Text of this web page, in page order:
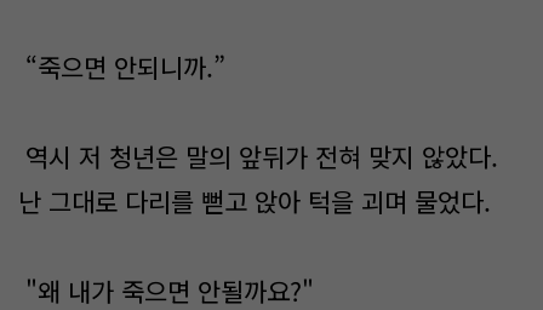
“죽으면 안되니까.”
역시 저 청년은 말의 앞뒤가 전혀 맞지 않았다.
난 그대로 다리를 뻗고 앉아 턱을 괴며 물었다.
"왜 내가 죽으면 안될까요?"